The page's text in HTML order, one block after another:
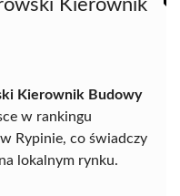
Kierownik
Kierownik Budowy
w rankingu
Rypinie, co świadczy
lokalnym rynku.